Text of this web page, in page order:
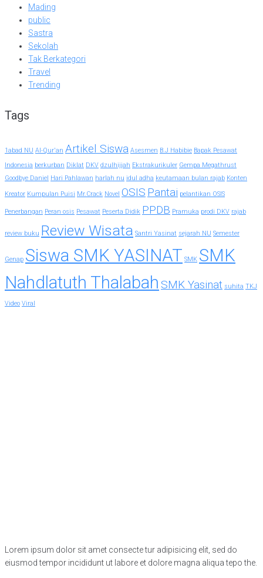
Mading
public
Sastra
Sekolah
Tak Berkategori
Travel
Trending
Tags
1abad NU Al-Qur'an Artikel Siswa Asesmen B.J Habibie Bapak Pesawat
Indonesia berkurban Diklat DKV dzulhijjah Ekstrakurikuler Gempa Megathrust
Goodbye Daniel Hari Pahlawan harlah nu idul adha keutamaan bulan rajab Konten
Kreator Kumpulan Puisi Mr.Crack Novel OSIS Pantai pelantikan OSIS
Penerbangan Peran osis Pesawat Peserta Didik PPDB Pramuka prodi DKV rajab
review buku Review Wisata Santri Yasinat sejarah NU Semester
Genap Siswa SMK YASINAT SMK SMK
Nahdlatuth Thalabah SMK Yasinat suhita TKJ
Video Viral
Lorem ipsum dolor sit amet consecte tur adipisicing elit, sed do
eiusmod tempor incididunt ut labore et dolore magna aliqua tepo the.